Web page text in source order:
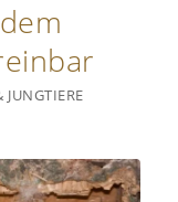
JUNGTIERE